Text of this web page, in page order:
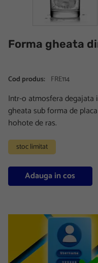
Forma gheata
Cod produs: FRE114
Intr-o atmosfera degajata
gheata sub forma de
hohote de ras.
stoc limitat
Adauga in cos